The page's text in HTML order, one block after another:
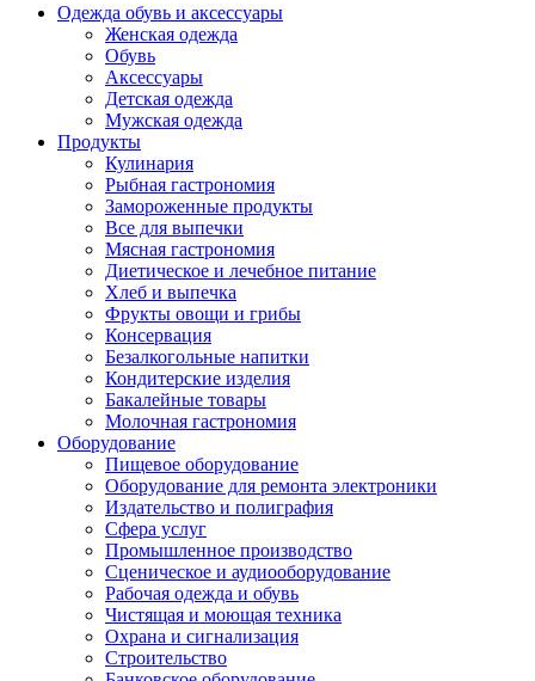
Одежда обувь и аксессуары
Женская одежда
Обувь
Аксессуары
Детская одежда
Мужская одежда
Продукты
Кулинария
Рыбная гастрономия
Замороженные продукты
Все для выпечки
Мясная гастрономия
Диетическое и лечебное питание
Хлеб и выпечка
Фрукты овощи и грибы
Консервация
Безалкогольные напитки
Кондитерские изделия
Бакалейные товары
Молочная гастрономия
Оборудование
Пищевое оборудование
Оборудование для ремонта электроники
Издательство и полиграфия
Сфера услуг
Промышленное производство
Сценическое и аудиооборудование
Рабочая одежда и обувь
Чистящая и моющая техника
Охрана и сигнализация
Строительство